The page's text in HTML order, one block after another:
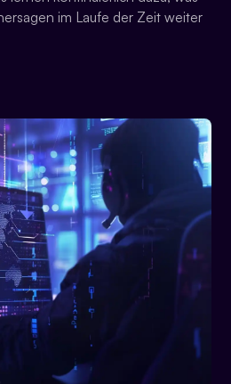
im Laufe der Zeit weiter